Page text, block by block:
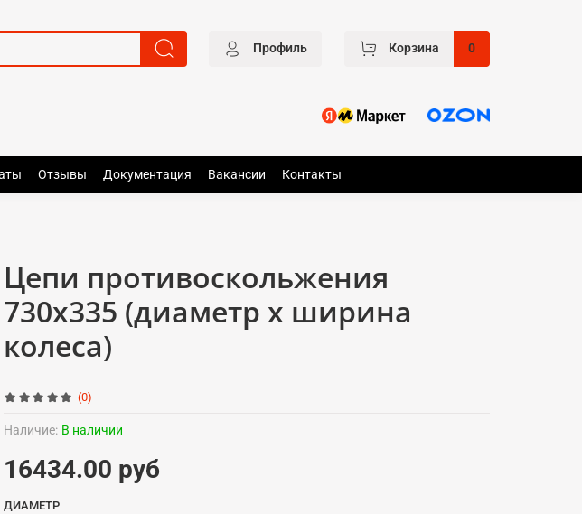
Профиль Корзина 0
Отзывы Документация Вакансии Контакты
(0)
Наличие: В наличии
Цепи противоскольжения
730x335 (диаметр x ширина
колеса)
16434.00 руб
ДИАМЕТР